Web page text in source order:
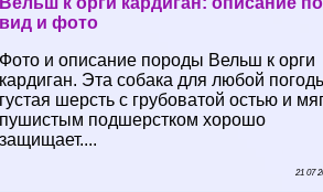
вид и фото
Фото и описание породы Вельш к opги
кардиган. Эта собака для любой
густая шерсть с грубоватой остью и
пушистым подшерстком хорошо
защищает....
21 07